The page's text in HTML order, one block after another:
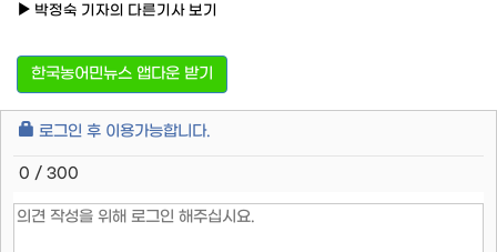
박정숙 기자의 다른기사 보기
한국농어민뉴스 앱다운 받기
로그인 후 이용가능합니다.
0 / 300